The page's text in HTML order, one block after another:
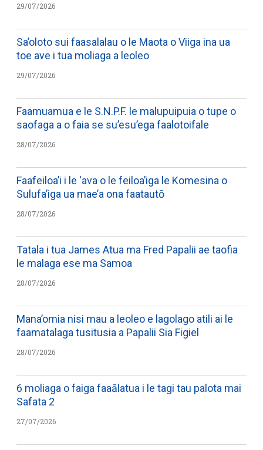
29/07/2026
Sa’oloto sui faasalalau o le Maota o Viiga ina ua
toe ave i tua moliaga a leoleo
29/07/2026
Faamuamua e le S.N.P.F. le malupuipuia o tupe o
saofaga a o faia se su’esu’ega faalotoifale
28/07/2026
Faafeiloa’i i le ‘ava o le feiloa’iga le Komesina o
Sulufa’iga ua mae’a ona faatautō
28/07/2026
Tatala i tua James Atua ma Fred Papalii ae taofia
le malaga ese ma Samoa
28/07/2026
Mana’omia nisi mau a leoleo e lagolago atili ai le
faamatalaga tusitusia a Papalii Sia Figiel
28/07/2026
6 moliaga o faiga faaālatua i le tagi tau palota mai
Safata 2
27/07/2026